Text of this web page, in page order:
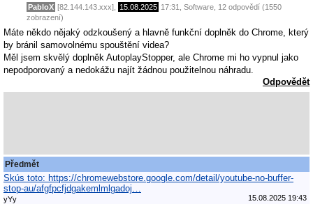
PabloX [82.144.143.xxx], 15.08.2025 17:31 Software , 12 odpovědí (1550
zobrazení)
Máte někdo nějaký odzkoušený a hlavně funkční doplněk do Chrome, který
by bránil samovolnému spouštění videa?
Měl jsem skvělý doplněk AutoplayStopper, ale Chrome mi ho vypnul jako
nepodporovaný a nedokážu najít žádnou použitelnou náhradu.
Odpovědět
Předmět
Skús toto: https://chromewebstore.google.com/detail/youtube-no-buffer-
stop-au/afgfpcfjdgakemlmlgadoj…
yYy 15.08.2025 19:43